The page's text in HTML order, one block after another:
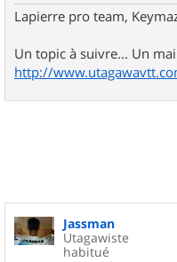
Lapierre pro team,
Un topic à suivre... Un
http://
Jassman
Utagawiste
habitué